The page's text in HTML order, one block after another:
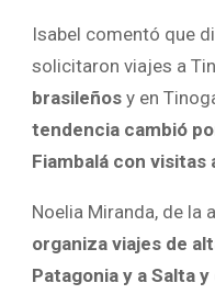
Isabel comentó que
solicitaron viajes a
brasileños y en
tendencia cambió
Fiambalá con visitas
Noelia Miranda, de la
organiza viajes de
Patagonia y a Salta